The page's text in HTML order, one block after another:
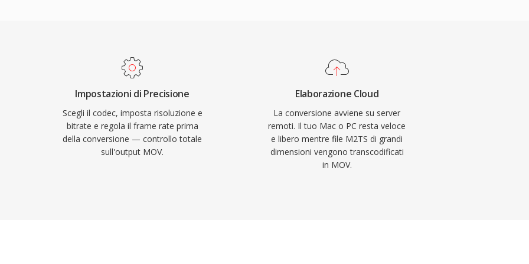
broadcast. Il
compressi a
ad alto bitrate. La
rende MOV
che richiedono
affidabile tra
nativamente su tutte
Impostazioni di Precisione
Scegli il codec, imposta risoluzione e
bitrate e regola il frame rate prima
della conversione — controllo totale
sull'output MOV.
Elaborazione Cloud
La conversione avviene su server
remoti. Il tuo Mac o PC resta veloce
e libero mentre file M2TS di grandi
dimensioni vengono transcodificati
in MOV.